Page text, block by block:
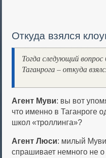
Откуда взялся
Тогда следующий
Таганрога – откуда
Агент Муви: вы вот
что именно в Таганроге
школ «троллинга»?
Агент Люси: милый
спрашивает немного не о